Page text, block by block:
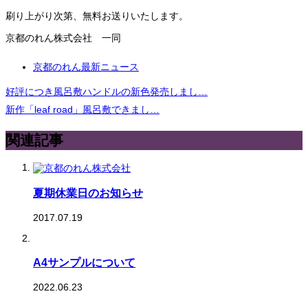
刷り上がり次第、無料お送りいたします。
京都のれん株式会社 一同
京都のれん最新ニュース
好評につき風呂敷ハンドルの新色発売しまし…
新作「leaf road」風呂敷できまし…
関連記事
夏期休業日のお知らせ
2017.07.19
A4サンプルについて
2022.06.23